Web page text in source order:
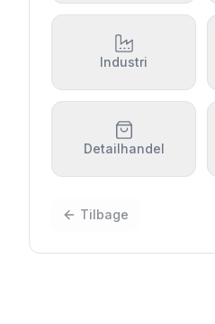
Industri
Detailhandel
Tilbage